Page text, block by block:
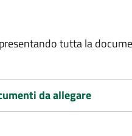
tutta la
da allegare